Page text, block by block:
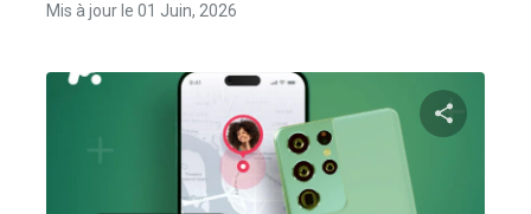
Mis à jour le 01 Juin, 2026